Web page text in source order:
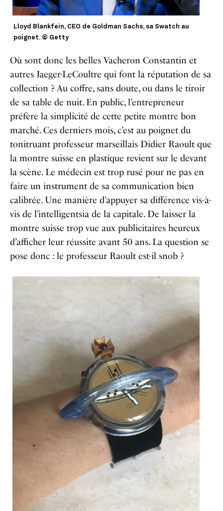
Lloyd Blankfein, CEO de Goldman Sachs, sa Swatch au
poignet. © Getty
Où sont donc les belles Vacheron Constantin et
autres Jaeger-LeCoultre qui font la réputation de sa
collection ? Au coffre, sans doute, ou dans le tiroir
de sa table de nuit. En public, l’entrepreneur
préfère la simplicité de cette petite montre bon
marché. Ces derniers mois, c’est au poignet du
tonitruant professeur marseillais Didier Raoult que
la montre suisse en plastique revient sur le devant
la scène. Le médecin est trop rusé pour ne pas en
faire un instrument de sa communication bien
calibrée. Une manière d’appuyer sa différence vis-à-
vis de l’intelligentsia de la capitale. De laisser la
montre suisse trop vue aux publicitaires heureux
d’afficher leur réussite avant 50 ans. La question se
pose donc : le professeur Raoult est-il snob ?